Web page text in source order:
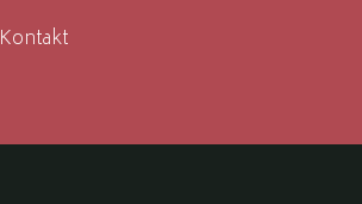
Kontakt